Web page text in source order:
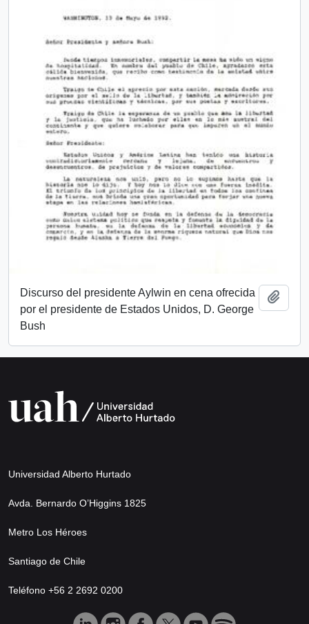
Discurso del presidente Aylwin en cena ofrecida
por el presidente de Estados Unidos, D. George
Bush
Universidad Alberto Hurtado
Avda. Bernardo O’Higgins 1825
Metro Los Héroes
Santiago de Chile
Teléfono +56 2 2692 0200